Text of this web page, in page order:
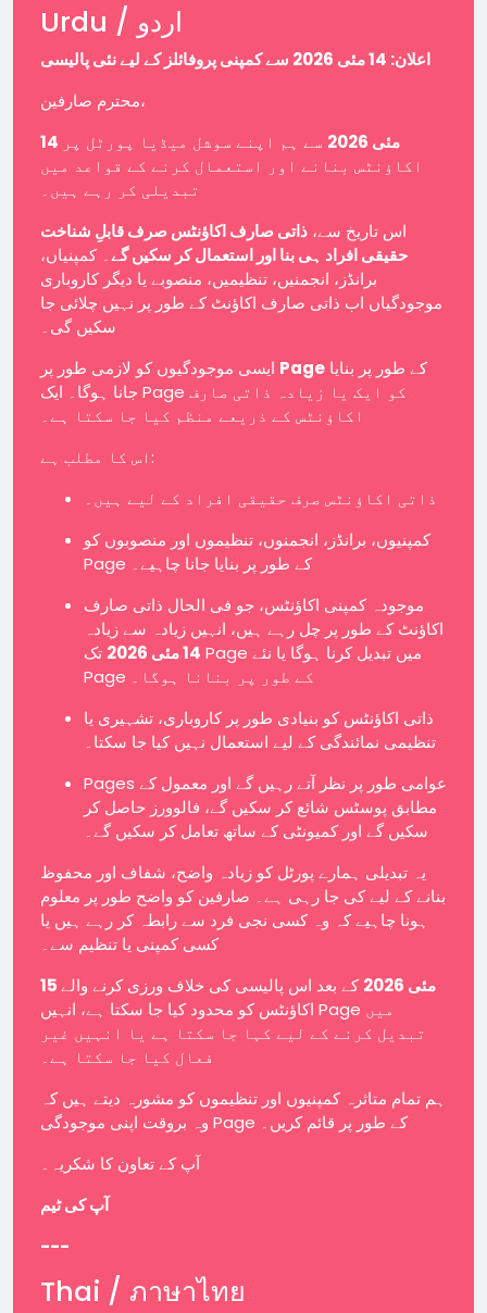
Urdu / اردو
اعلان: 14 مئی 2026 سے کمپنی پروفائلز کے لیے نئی پالیسی
محترم صارفین،
14 مئی 2026
سے ہم اپنے سوشل میڈیا پورٹل پر
اکاؤنٹس بنانے اور استعمال کرنے کے قواعد میں
تبدیلی کر رہے ہیں۔
اس تاریخ سے، ذاتی صارف اکاؤنٹس صرف قابلِ شناخت
حقیقی افراد ہی بنا اور استعمال کر سکیں گے۔ کمپنیاں،
برانڈز، انجمنیں، تنظیمیں، منصوبے یا دیگر کاروباری
موجودگیاں اب ذاتی صارف اکاؤنٹ کے طور پر نہیں چلائی جا
سکیں گی۔
Page
جانا ہوگا۔ ایک Page کو ایک یا زیادہ ذاتی صارف
اکاؤنٹس کے ذریعے منظم کیا جا سکتا ہے۔
اس کا مطلب ہے:
ذاتی اکاؤنٹس صرف حقیقی افراد کے لیے ہیں۔
کمپنیوں، برانڈز، انجمنوں، تنظیموں اور منصوبوں کو
Page کے طور پر بنایا جانا چاہیے۔
موجودہ کمپنی اکاؤنٹس، جو فی الحال ذاتی صارف
اکاؤنٹ کے طور پر چل رہے ہیں، انہیں زیادہ سے زیادہ
14 مئی 2026
تک Page میں تبدیل کرنا ہوگا یا نئے
Page کے طور پر بنانا ہوگا۔
ذاتی اکاؤنٹس کو بنیادی طور پر کاروباری، تشہیری یا
تنظیمی نمائندگی کے لیے استعمال نہیں کیا جا سکتا۔
Pages عوامی طور پر نظر آتے رہیں گے اور معمول کے
مطابق پوسٹس شائع کر سکیں گے، فالوورز حاصل کر
سکیں گے اور کمیونٹی کے ساتھ تعامل کر سکیں گے۔
یہ تبدیلی ہمارے پورٹل کو زیادہ واضح، شفاف اور محفوظ
بنانے کے لیے کی جا رہی ہے۔ صارفین کو واضح طور پر معلوم
ہونا چاہیے کہ وہ کسی نجی فرد سے رابطہ کر رہے ہیں یا
کسی کمپنی یا تنظیم سے۔
15 مئی 2026
کے بعد اس پالیسی کی خلاف ورزی کرنے والے
اکاؤنٹس کو محدود کیا جا سکتا ہے، انہیں Page میں
تبدیل کرنے کے لیے کہا جا سکتا ہے یا انہیں غیر
فعال کیا جا سکتا ہے۔
ہم تمام متاثرہ کمپنیوں اور تنظیموں کو مشورہ دیتے ہیں کہ
وہ بروقت اپنی موجودگی Page کے طور پر قائم کریں۔
آپ کے تعاون کا شکریہ۔
آپ کی ٹیم
---
Thai / ภาษาไทย